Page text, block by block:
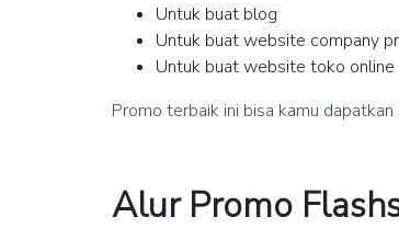
Untuk buat blog
Untuk buat website company
Untuk buat website toko online
Promo terbaik ini bisa kamu
Alur Promo